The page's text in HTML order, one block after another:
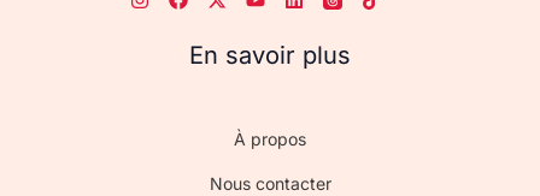
En savoir plus
À propos
Nous contacter